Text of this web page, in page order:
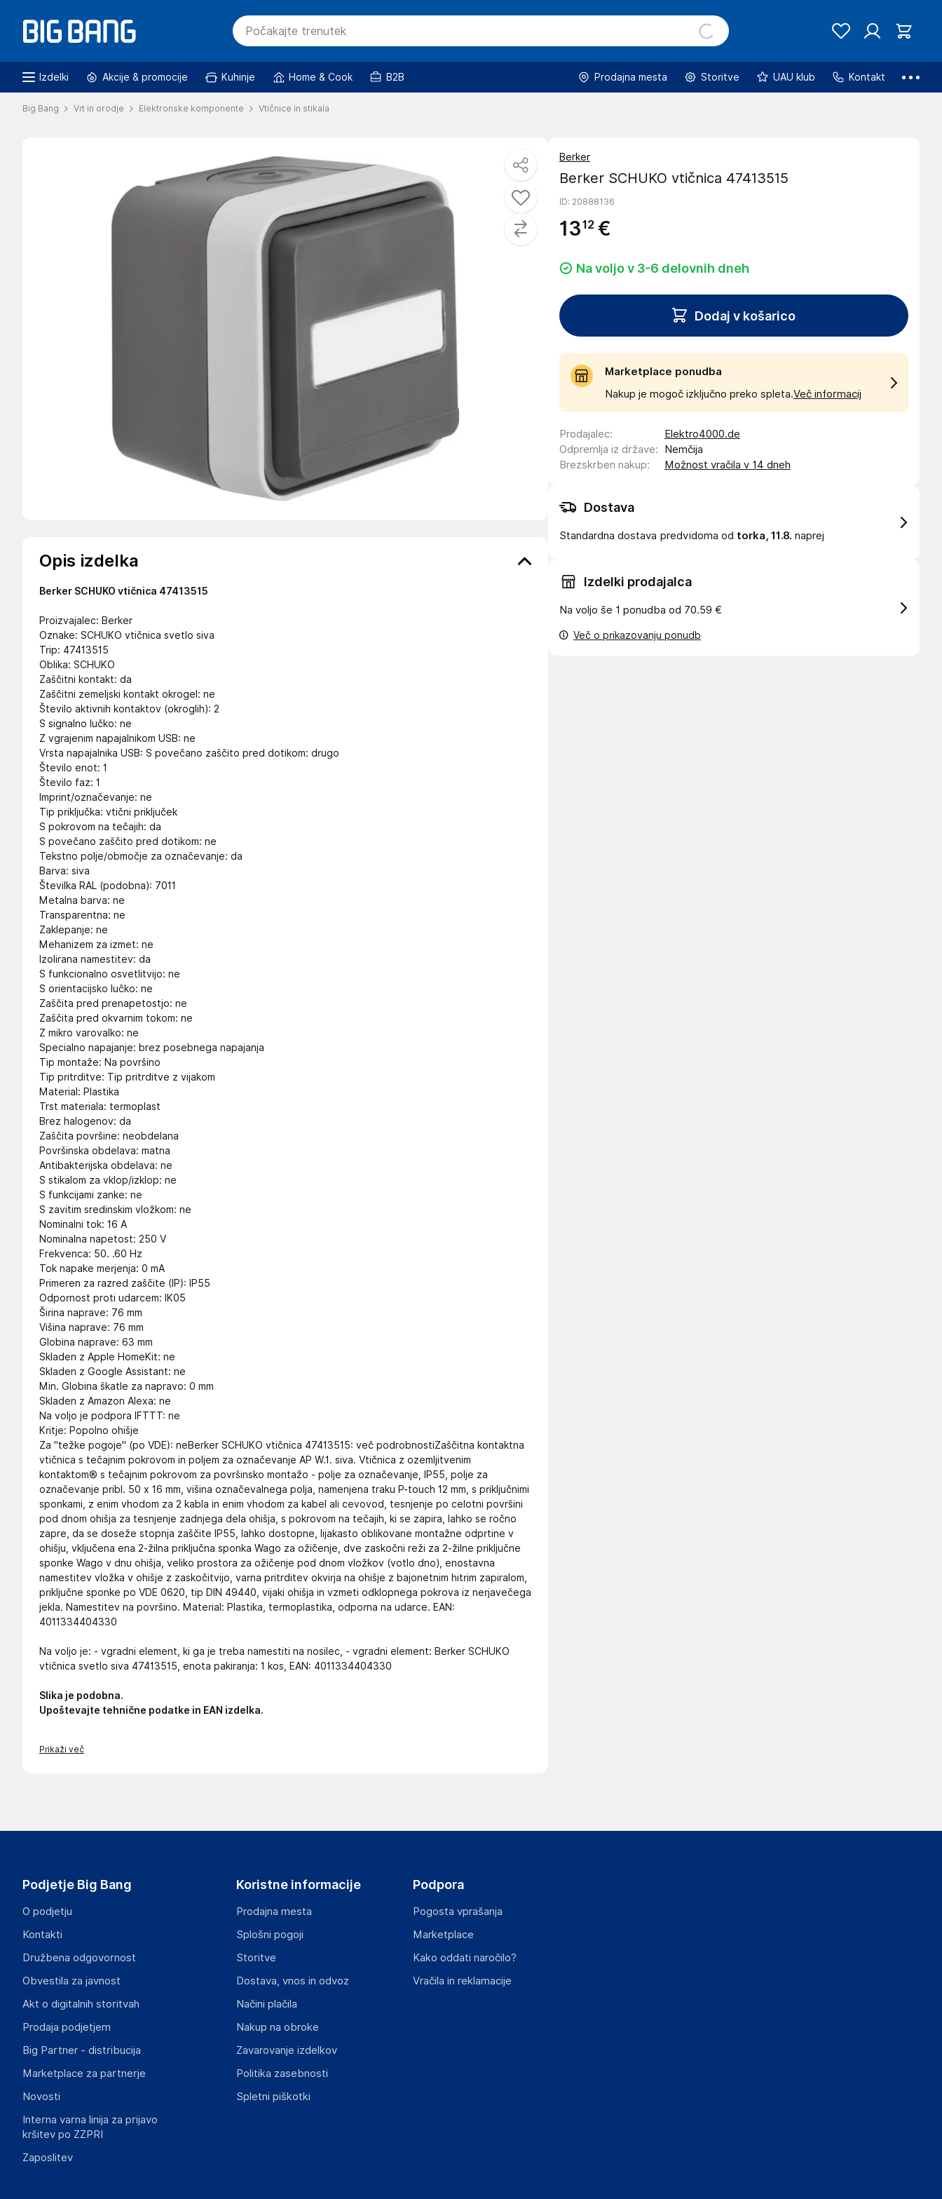
Izdelki Akcije & promocije Kuhinje Home & Cook B2B Prodajna mesta Storitve UAU klub Kontakt
Big Bang Vrt in orodje Elektronske komponente Vtičnice in stikala
Opis izdelka
Berker SCHUKO vtičnica 47413515
Proizvajalec: Berker
Oznake: SCHUKO vtičnica svetlo siva
Trip: 47413515
Oblika: SCHUKO
Zaščitni kontakt: da
Zaščitni zemeljski kontakt okrogel: ne
Število aktivnih kontaktov (okroglih): 2
S signalno lučko: ne
Z vgrajenim napajalnikom USB: ne
Vrsta napajalnika USB: S povečano zaščito pred dotikom: drugo
Število enot: 1
Število faz: 1
Imprint/označevanje: ne
Tip priključka: vtični priključek
S pokrovom na tečajih: da
S povečano zaščito pred dotikom: ne
Tekstno polje/območje za označevanje: da
Barva: siva
Številka RAL (podobna): 7011
Metalna barva: ne
Transparentna: ne
Zaklepanje: ne
Mehanizem za izmet: ne
Izolirana namestitev: da
S funkcionalno osvetlitvijo: ne
S orientacijsko lučko: ne
Zaščita pred prenapetostjo: ne
Zaščita pred okvarnim tokom: ne
Z mikro varovalko: ne
Specialno napajanje: brez posebnega napajanja
Tip montaže: Na površino
Tip pritrditve: Tip pritrditve z vijakom
Material: Plastika
Trst materiala: termoplast
Brez halogenov: da
Zaščita površine: neobdelana
Površinska obdelava: matna
Antibakterijska obdelava: ne
S stikalom za vklop/izklop: ne
S funkcijami zanke: ne
S zavitim sredinskim vložkom: ne
Nominalni tok: 16 A
Nominalna napetost: 250 V
Frekvenca: 50. .60 Hz
Tok napake merjenja: 0 mA
Primeren za razred zaščite (IP): IP55
Odpornost proti udarcem: IK05
Širina naprave: 76 mm
Višina naprave: 76 mm
Globina naprave: 63 mm
Skladen z Apple HomeKit: ne
Skladen z Google Assistant: ne
Min. Globina škatle za napravo: 0 mm
Skladen z Amazon Alexa: ne
Na voljo je podpora IFTTT: ne
Kritje: Popolno ohišje
Za "težke pogoje" (po VDE): neBerker SCHUKO vtičnica 47413515: več podrobnostiZaščitna kontaktna
vtičnica s tečajnim pokrovom in poljem za označevanje AP W.1. siva. Vtičnica z ozemljitvenim
kontaktom® s tečajnim pokrovom za površinsko montažo - polje za označevanje, IP55, polje za
označevanje pribl. 50 x 16 mm, višina označevalnega polja, namenjena traku P-touch 12 mm, s priključnimi
sponkami, z enim vhodom za 2 kabla in enim vhodom za kabel ali cevovod, tesnjenje po celotni površini
pod dnom ohišja za tesnjenje zadnjega dela ohišja, s pokrovom na tečajih, ki se zapira, lahko se ročno
zapre, da se doseže stopnja zaščite IP55, lahko dostopne, lijakasto oblikovane montažne odprtine v
ohišju, vključena ena 2-žilna priključna sponka Wago za ožičenje, dve zaskočni reži za 2-žilne priključne
sponke Wago v dnu ohišja, veliko prostora za ožičenje pod dnom vložkov (votlo dno), enostavna
namestitev vložka v ohišje z zaskočitvijo, varna pritrditev okvirja na ohišje z bajonetnim hitrim zapiralom,
priključne sponke po VDE 0620, tip DIN 49440, vijaki ohišja in vzmeti odklopnega pokrova iz nerjavečega
jekla. Namestitev na površino. Material: Plastika, termoplastika, odporna na udarce. EAN:
4011334404330
Na voljo je: - vgradni element, ki ga je treba namestiti na nosilec, - vgradni element: Berker SCHUKO
vtičnica svetlo siva 47413515, enota pakiranja: 1 kos, EAN: 4011334404330
Slika je podobna.
Upoštevajte tehnične podatke in EAN izdelka.
Prikaži več
Berker
Berker SCHUKO vtičnica 47413515
ID: 20888136
1312 €
Na voljo v 3-6 delovnih dneh
Dodaj v košarico
Marketplace ponudba
Nakup je mogoč izključno preko spleta.Več informacij
Prodajalec:
Elektro4000.de
Odpremlja iz države:
Nemčija
Brezskrben nakup: Možnost vračila v 14 dneh
Dostava
Standardna dostava predvidoma od torka, 11.8. naprej
Izdelki prodajalca
Na voljo še 1 ponudba od 70.59 €
Več o prikazovanju ponudb
Podjetje Big Bang
O podjetju
Kontakti
Družbena odgovornost
Obvestila za javnost
Akt o digitalnih storitvah
Prodaja podjetjem
Big Partner - distribucija
Marketplace za partnerje
Novosti
Interna varna linija za prijavo
kršitev po ZZPRI
Zaposlitev
Koristne informacije
Prodajna mesta
Splošni pogoji
Storitve
Dostava, vnos in odvoz
Načini plačila
Nakup na obroke
Zavarovanje izdelkov
Politika zasebnosti
Spletni piškotki
Podpora
Pogosta vprašanja
Marketplace
Kako oddati naročilo?
Vračila in reklamacije